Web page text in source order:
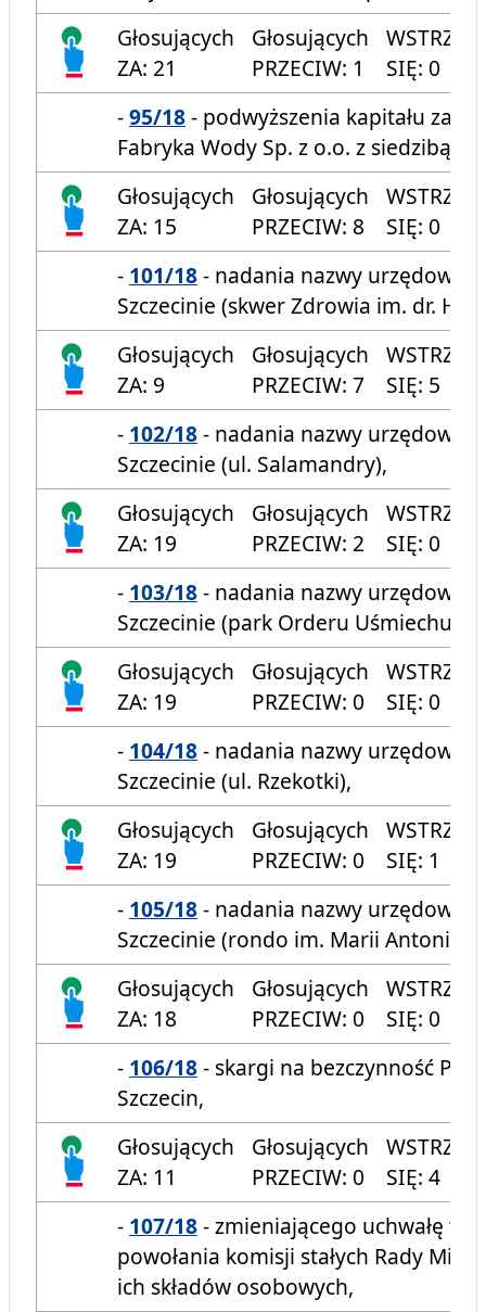
Głosujących
ZA: 21
Głosujących
PRZECIW: 1
SIĘ: 0
-95/18- podwyższenia kapitału
Fabryka Wody Sp. z o.o. z siedzibą w
Głosujących
ZA: 15
Głosujących
PRZECIW: 8
SIĘ: 0
- 101/18- nadania nazwy urzędowej
Szczecinie (skwer Zdrowia im. dr.
Głosujących
ZA: 9
Głosujących
PRZECIW: 7
SIĘ: 5
- 102/18- nadania nazwy urzędowej
Szczecinie (ul. Salamandry),
Głosujących
ZA: 19
Głosujących
PRZECIW: 2
SIĘ: 0
- 103/18- nadania nazwy urzędowej
Szczecinie (park Orderu Uśmiechu),
Głosujących
ZA: 19
Głosujących
PRZECIW: 0
SIĘ: 0
- 104/18- nadania nazwy urzędowej
Szczecinie (ul. Rzekotki),
Głosujących
ZA: 19
Głosujących
PRZECIW: 0
SIĘ: 1
- 105/18- nadania nazwy urzędowej
Szczecinie (rondo im. Marii Antoniny
Głosujących
ZA: 18
Głosujących
PRZECIW: 0
SIĘ: 0
- 106/18- skargi na bezczynność
Szczecin,
Głosujących
ZA: 11
Głosujących
PRZECIW: 0
SIĘ: 4
- 107/18- zmieniającego uchwałę w
powołania komisji stałych Rady
ich składów osobowych,